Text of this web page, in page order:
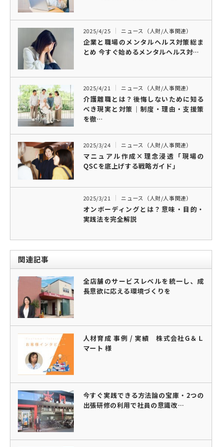
2025/4/25 ニュース（人財/人事関連）
企業と職場のメンタルヘルス対策総ま
とめ 今すぐ始めるメンタルヘルス対…
2025/4/21 ニュース（人財/人事関連）
介護離職とは？後悔しないために知る
べき現実と対策｜制度・理由・支援策
を徹…
2025/3/24 ニュース（人財/人事関連）
マニュアル作成×理念浸透「現場の
QSCを底上げする戦略ガイド」
2025/3/21 ニュース（人財/人事関連）
オンボーディングとは？意味・目的・
実践法を完全解説
関連記事
全店舗のサービスレベルを統一し、成
長意欲に応える環境づくりを
人材育成 事例 / 実績 株式会社G＆Ｌ
マート 様
今すぐ実践できる方法論の宝庫・2つの
出張研修の利用で社員の意識改…